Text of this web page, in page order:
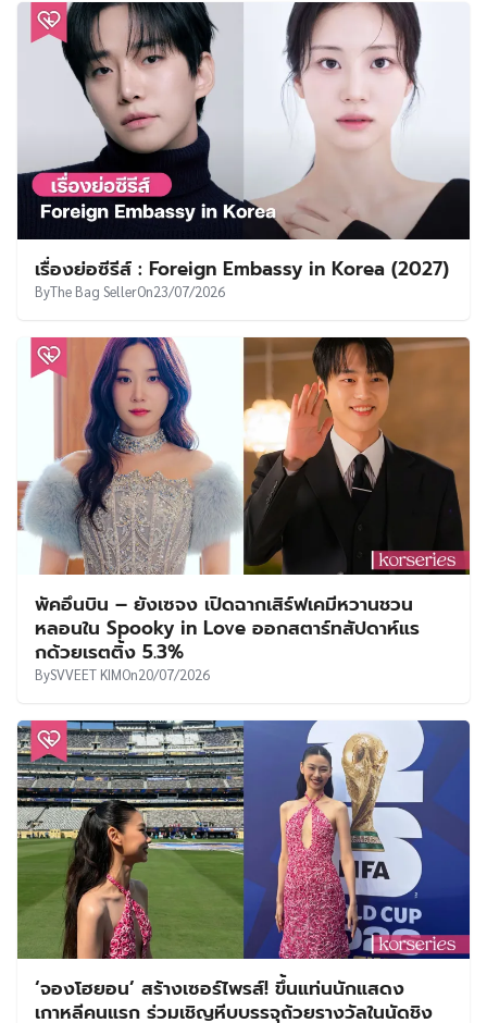
ByThe Bag SellerOn23/07/2026
หลอนใน Spooky in Love ออกสตาร์ทสัปดาห์แร
กด้วยเรตติ้ง 5.3%
SVVEET KIM On20/07/2026
เกาหลีคนแรก ร่วมเชิญหีบบรรจุถ้วยรางวัลในนัดชิง
ฟุตบอลโลก 2026
BySVVEET KIMOn20/07/2026